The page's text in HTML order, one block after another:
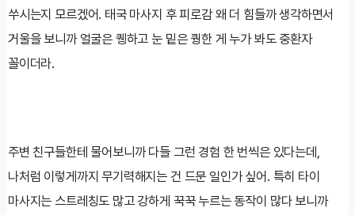
쑤시는지 모르겠어. 태국 마사지 후 피로감 왜 더 힘들까 생각하면서
거울을 보니까 얼굴은 퀭하고 눈 밑은 퀑한 게 누가 봐도 중환자
꼴이더라.
주변 친구들한테 물어보니까 다들 그런 경험 한 번씩은 있다는데,
나처럼 이렇게까지 무기력해지는 건 드문 일인가 싶어. 특히 타이
마사지는 스트레칭도 많고 강하게 꾹꾹 누르는 동작이 많다 보니까